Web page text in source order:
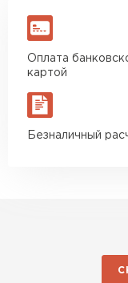
Оплата
картой
Безналичный